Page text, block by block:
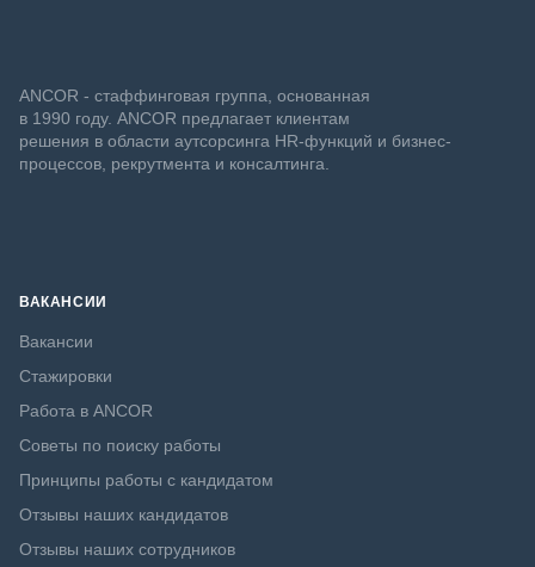
ANCOR - стаффинговая группа, основанная
в 1990 году. ANCOR предлагает клиентам
решения в области аутсорсинга HR-функций и бизнес-
процессов, рекрутмента и консалтинга.
ВАКАНСИИ
Вакансии
Стажировки
Работа в ANCOR
Советы по поиску работы
Принципы работы с кандидатом
Отзывы наших кандидатов
Отзывы наших сотрудников